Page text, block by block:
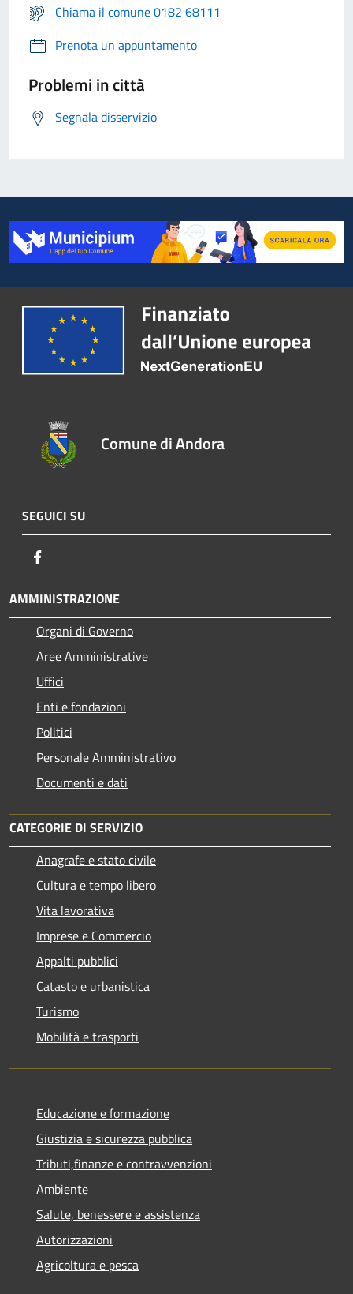
Chiama il comune 0182 68111
Prenota un appuntamento
Problemi in città
Segnala disservizio
Comune di Andora
SEGUICI SU
AMMINISTRAZIONE
Organi di Governo
Aree Amministrative
Uffici
Enti e fondazioni
Politici
Personale Amministrativo
Documenti e dati
CATEGORIE DI SERVIZIO
Anagrafe e stato civile
Cultura e tempo libero
Vita lavorativa
Imprese e Commercio
Appalti pubblici
Catasto e urbanistica
Turismo
Mobilità e trasporti
Educazione e formazione
Giustizia e sicurezza pubblica
Tributi,finanze e contravvenzioni
Ambiente
Salute, benessere e assistenza
Autorizzazioni
Agricoltura e pesca